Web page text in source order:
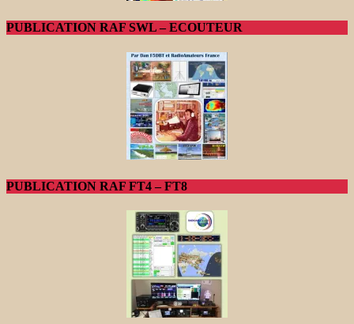
PUBLICATION RAF SWL – ECOUTEUR
PUBLICATION RAF FT4 – FT8